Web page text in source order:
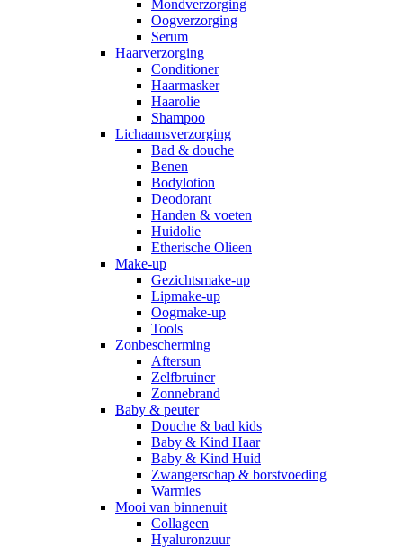
Mondverzorging
Oogverzorging
Serum
Haarverzorging
Conditioner
Haarmasker
Haarolie
Shampoo
Lichaamsverzorging
Bad & douche
Benen
Bodylotion
Deodorant
Handen & voeten
Huidolie
Etherische Olieen
Make-up
Gezichtsmake-up
Lipmake-up
Oogmake-up
Tools
Zonbescherming
Aftersun
Zelfbruiner
Zonnebrand
Baby & peuter
Douche & bad kids
Baby & Kind Haar
Baby & Kind Huid
Zwangerschap & borstvoeding
Warmies
Mooi van binnenuit
Collageen
Hyaluronzuur